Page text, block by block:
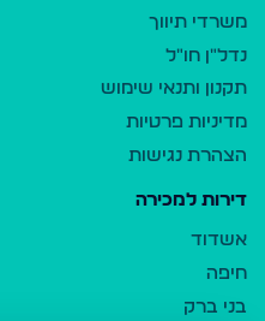
משרדי תיווך
נדל"ן חו"ל
תקנון ותנאי שימוש
מדיניות פרטיות
הצהרת נגישות
דירות למכירה
אשדוד
חיפה
בני ברק